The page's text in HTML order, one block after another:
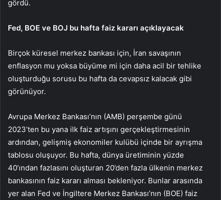
gördü.
Fed, BOE ve BOJ bu hafta faiz kararı açıklayacak
Birçok küresel merkez bankası için, İran savaşının
enflasyon mu yoksa büyüme mi için daha acil bir tehlike
oluşturduğu sorusu bu hafta da cevapsız kalacak gibi
görünüyor.
Avrupa Merkez Bankası’nın (AMB) perşembe günü
2023’ten bu yana ilk faiz artışını gerçekleştirmesinin
ardından, gelişmiş ekonomiler kulübü içinde bir ayrışma
tablosu oluşuyor. Bu hafta, dünya üretiminin yüzde
40’ından fazlasını oluşturan 20’den fazla ülkenin merkez
bankasının faiz kararı alması bekleniyor. Bunlar arasında
yer alan Fed ve İngiltere Merkez Bankası’nın (BOE) faiz